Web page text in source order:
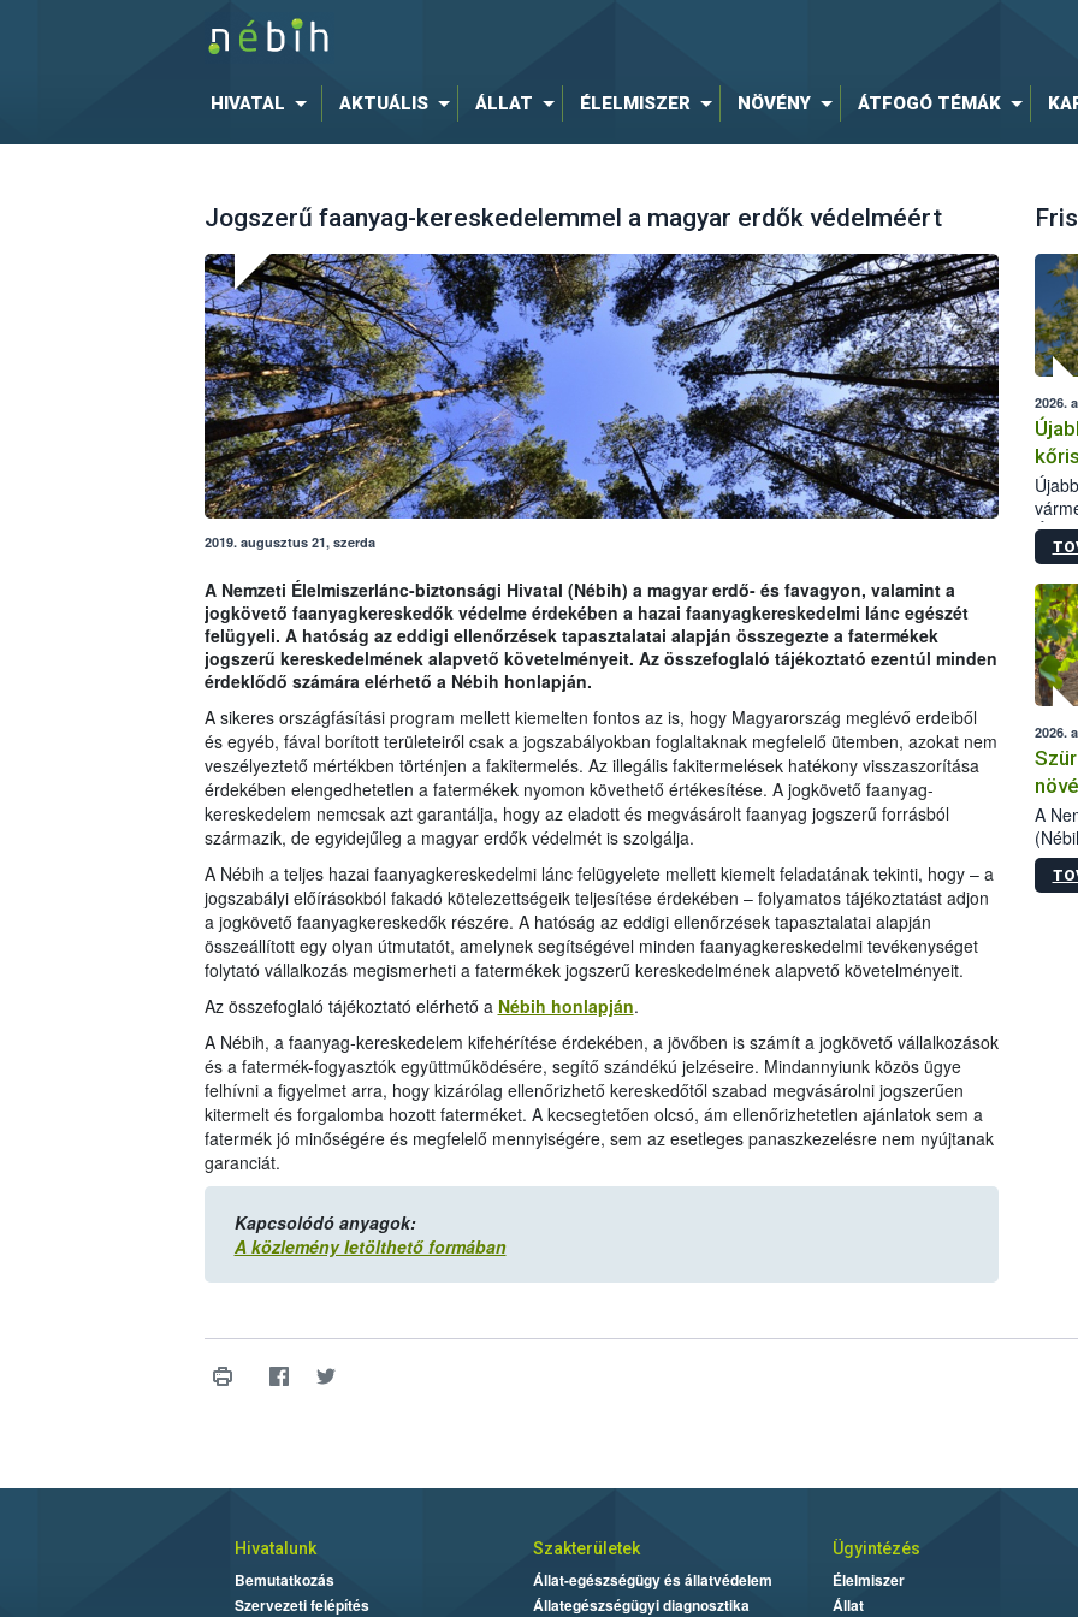
HIVATAL AKTUÁLIS ÁLLAT ÉLELMISZER NÖVÉNY ÁTFOGÓ TÉMÁK
Jogszerű faanyag-kereskedelemmel a magyar erdők védelméért
2019. augusztus 21, szerda
A Nemzeti Élelmiszerlánc-biztonsági Hivatal (Nébih) a magyar erdő- és favagyon, valamint a
jogkövető faanyagkereskedők védelme érdekében a hazai faanyagkereskedelmi lánc egészét
felügyeli. A hatóság az eddigi ellenőrzések tapasztalatai alapján összegezte a fatermékek
jogszerű kereskedelmének alapvető követelményeit. Az összefoglaló tájékoztató ezentúl minden
érdeklődő számára elérhető a Nébih honlapján.
A sikeres országfásítási program mellett kiemelten fontos az is, hogy Magyarország meglévő erdeiből
és egyéb, fával borított területeiről csak a jogszabályokban foglaltaknak megfelelő ütemben, azokat nem
veszélyeztető mértékben történjen a fakitermelés. Az illegális fakitermelések hatékony visszaszorítása
érdekében elengedhetetlen a fatermékek nyomon követhető értékesítése. A jogkövető faanyag-
kereskedelem nemcsak azt garantálja, hogy az eladott és megvásárolt faanyag jogszerű forrásból
származik, de egyidejűleg a magyar erdők védelmét is szolgálja.
A Nébih a teljes hazai faanyagkereskedelmi lánc felügyelete mellett kiemelt feladatának tekinti, hogy – a
jogszabályi előírásokból fakadó kötelezettségeik teljesítése érdekében – folyamatos tájékoztatást adjon
a jogkövető faanyagkereskedők részére. A hatóság az eddigi ellenőrzések tapasztalatai alapján
összeállított egy olyan útmutatót, amelynek segítségével minden faanyagkereskedelmi tevékenységet
folytató vállalkozás megismerheti a fatermékek jogszerű kereskedelmének alapvető követelményeit.
Az összefoglaló tájékoztató elérhető a Nébih honlapján.
A Nébih, a faanyag-kereskedelem kifehérítése érdekében, a jövőben is számít a jogkövető vállalkozások
és a fatermék-fogyasztók együttműködésére, segítő szándékú jelzéseire. Mindannyiunk közös ügye
felhívni a figyelmet arra, hogy kizárólag ellenőrizhető kereskedőtől szabad megvásárolni jogszerűen
kitermelt és forgalomba hozott faterméket. A kecsegtetően olcsó, ám ellenőrizhetetlen ajánlatok sem a
fatermék jó minőségére és megfelelő mennyiségére, sem az esetleges panaszkezelésre nem nyújtanak
garanciát.
Kapcsolódó anyagok:
A közlemény letölthető formában
2026.
2026.
A
Hivatalunk
Bemutatkozás
Szervezeti felépítés
Szakterületek
Állat-egészségügy és állatvédelem
Állategészségügyi diagnosztika
Ügyintézés
Élelmiszer
Állat